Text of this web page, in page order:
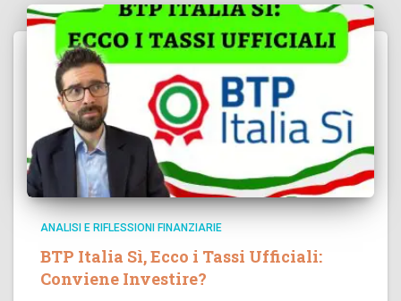
ANALISI E RIFLESSIONI FINANZIARIE
BTP Italia Sì, Ecco i Tassi Ufficiali:
Conviene Investire?